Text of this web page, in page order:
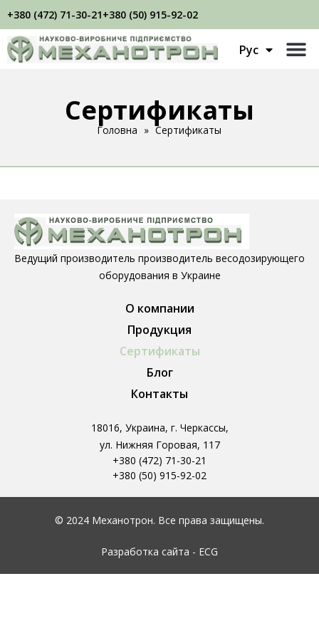
+380 (472) 71-30-21+380 (50) 915-92-02
Рус
Укр
Eng
Сертификаты
Головна » Сертификаты
Ведущий производитель производитель весодозирующего
оборудования в Украине
О компании
Продукция
Сертификаты
Блог
Контакты
18016, Украина, г. Черкассы,
ул. Нижняя Горовая, 117
+380 (472) 71-30-21
+380 (50) 915-92-02
© 2024 Механотрон. Все права защищены.
Разработка сайта - ECG